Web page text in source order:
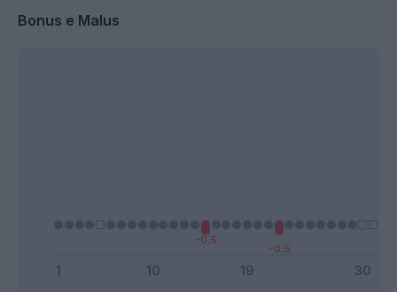
Bonus e Malus